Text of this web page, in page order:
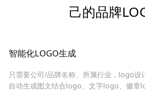
己的品牌
智能化LOGO生成
只需要公司/品牌名称、所属行业，logo设
自动生成图文结合logo、文字logo、徽章